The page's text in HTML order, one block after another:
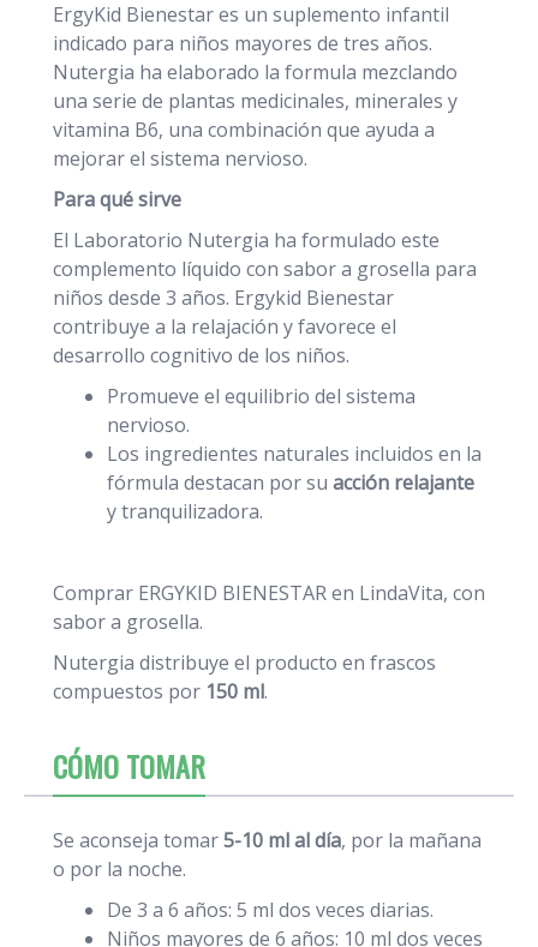
ErgyKid Bienestar es un suplemento infantil
indicado para niños mayores de tres años.
Nutergia ha elaborado la formula mezclando
una serie de plantas medicinales, minerales y
vitamina B6, una combinación que ayuda a
mejorar el sistema nervioso.
Para qué sirve
El Laboratorio Nutergia ha formulado este
complemento líquido con sabor a grosella para
niños desde 3 años. Ergykid Bienestar
contribuye a la relajación y favorece el
desarrollo cognitivo de los niños.
Promueve el equilibrio del sistema
nervioso.
Los ingredientes naturales incluidos en la
fórmula destacan por su acción relajante
y tranquilizadora.
Comprar ERGYKID BIENESTAR en LindaVita, con
sabor a grosella.
Nutergia distribuye el producto en frascos
compuestos por 150 ml.
CÓMO TOMAR
Se aconseja tomar5-10 ml al día, por la mañana
o por la noche.
De 3 a 6 años: 5 ml dos veces diarias.
Niños mayores de 6 años: 10 ml dos veces